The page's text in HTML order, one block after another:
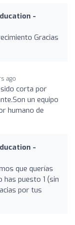
-
Gracias
ago
corta por
un equipo
humano de
-
que querías
has puesto 1 (sin
por tus